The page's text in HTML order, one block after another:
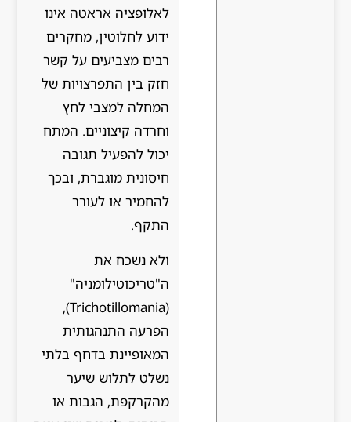
לאלופציה אראטה אינו
ידוע לחלוטין, מחקרים
רבים מצביעים על קשר
חזק בין התפרצויות של
המחלה למצבי לחץ
וחרדה קיצוניים. המתח
יכול להפעיל תגובה
חיסונית מוגברת, ובכך
להחמיר או לעורר
התקף.
ולא נשכח את
ה"טריכוטילומניה"
(Trichotillomania),
הפרעה התנהגותית
המאופיינת בדחף בלתי
נשלט לתלוש שיער
מהקרקפת, הגבות או